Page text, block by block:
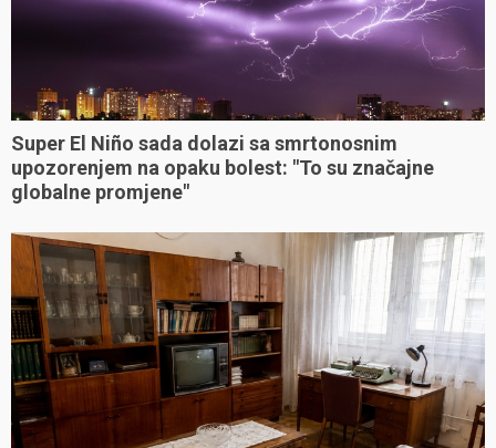
Super El Niño sada dolazi sa smrtonosnim
upozorenjem na opaku bolest: "To su značajne
globalne promjene"